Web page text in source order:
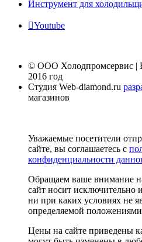
Инструмент для
Youtube
© ООО Холодпромсервис |
2016 год
Студия Web-diamond.ru
магазинов
Уважаемые посетители
сайте, вы соглашаетесь с
конфиденциальности
Обращаем ваше внимание
сайт носит
ни при каких условиях не
определяемой
Цены на сайте приведены